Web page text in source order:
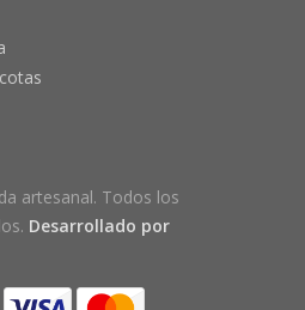
artesanal. Todos los
Desarrollado por